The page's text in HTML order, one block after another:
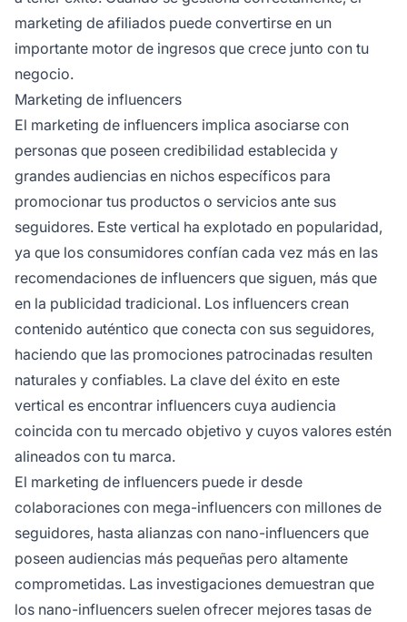
marketing de afiliados puede convertirse en un
importante motor de ingresos que crece junto con tu
negocio.
Marketing de influencers
El marketing de influencers implica asociarse con
personas que poseen credibilidad establecida y
grandes audiencias en nichos específicos para
promocionar tus productos o servicios ante sus
seguidores. Este vertical ha explotado en popularidad,
ya que los consumidores confían cada vez más en las
recomendaciones de influencers que siguen, más que
en la publicidad tradicional. Los influencers crean
contenido auténtico que conecta con sus seguidores,
haciendo que las promociones patrocinadas resulten
naturales y confiables. La clave del éxito en este
vertical es encontrar influencers cuya audiencia
coincida con tu mercado objetivo y cuyos valores estén
alineados con tu marca.
El marketing de influencers puede ir desde
colaboraciones con mega-influencers con millones de
seguidores, hasta alianzas con nano-influencers que
poseen audiencias más pequeñas pero altamente
comprometidas. Las investigaciones demuestran que
los nano-influencers suelen ofrecer mejores tasas de